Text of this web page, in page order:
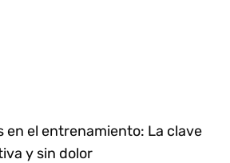
en el entrenamiento: La clave
y sin dolor